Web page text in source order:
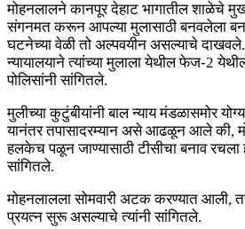
मोहनलालने कानपूर देहाट भागातील शाळेचे
संगनमत करून आपल्या मुलासाठी बनवलेला
घटनेच्या वेळी तो अल्पवयीन असल्याचे दाखवले.
न्यायालयाने त्यांच्या मुलाला येथील फेज-2
पोलिसांनी सांगितले.
मुलीच्या कुटुंबीयांनी बाल न्याय मंडळासमोर
यानंतर तपासादरम्यान असे आढळून आले की,
हलकेच पळून जाण्यासाठी टीसीचा बनाव रचला
सांगितले.
मोहनलालला सोमवारी अटक करण्यात आली,
प्रयत्न सुरू असल्याचे त्यांनी सांगितले.